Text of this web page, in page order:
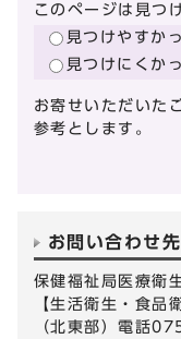
このページは見つ
見つけやすか
見つけにくか
お寄せいただいた
参考とします。
お問い合わせ先
保健福祉局医療衛
【生活衛生・食品
（北東部）電話